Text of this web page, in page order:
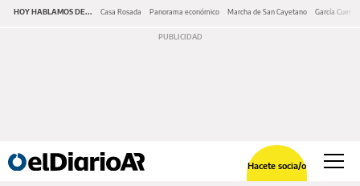
HOY HABLAMOS DE... Casa Rosada Panorama económico Marcha de San Cayetano García Cuerva
Hacete socia/o